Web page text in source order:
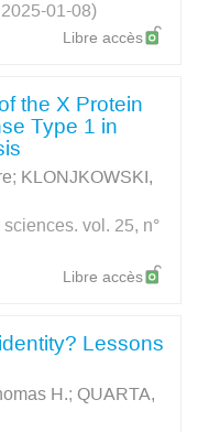
01-08)
Libre accès
the X Protein
Type 1 in
; KLONJKOWSKI,
vol. 25, n°
Libre accès
Lessons
H.; QUARTA,